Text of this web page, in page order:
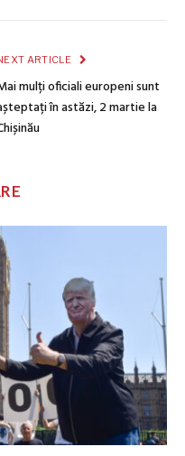
ARTICLE
mulți oficiali europeni sunt
în astăzi, 2 martie la